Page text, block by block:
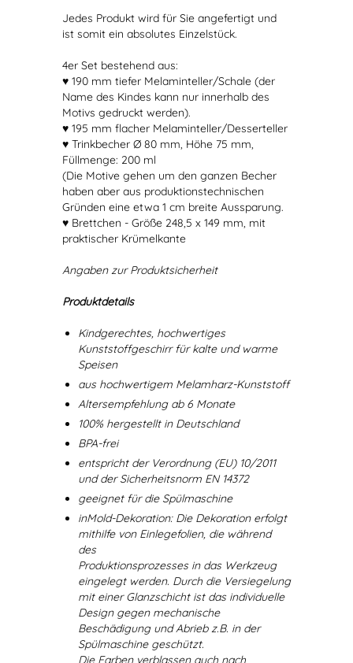
Jedes Produkt wird für Sie angefertigt und
ist somit ein absolutes Einzelstück.
4er Set bestehend aus:
♥ 190 mm tiefer Melaminteller/Schale (der
Name des Kindes kann nur innerhalb des
Motivs gedruckt werden).
♥ 195 mm flacher Melaminteller/Desserteller
♥ Trinkbecher Ø 80 mm, Höhe 75 mm,
Füllmenge: 200 ml
(Die Motive gehen um den ganzen Becher
haben aber aus produktionstechnischen
Gründen eine etwa 1 cm breite Aussparung.
♥ Brettchen - Größe 248,5 x 149 mm, mit
praktischer Krümelkante
Angaben zur Produktsicherheit
Produktdetails
Kindgerechtes, hochwertiges
Kunststoffgeschirr für kalte und warme
Speisen
aus hochwertigem Melamharz-Kunststoff
Altersempfehlung ab 6 Monate
100% hergestellt in Deutschland
BPA-frei
entspricht der Verordnung (EU) 10/2011
und der Sicherheitsnorm EN 14372
geeignet für die Spülmaschine
inMold-Dekoration: Die Dekoration erfolgt
mithilfe von Einlegefolien, die während
des
Produktionsprozesses in das Werkzeug
eingelegt werden. Durch die Versiegelung
mit einer Glanzschicht ist das individuelle
Design gegen mechanische
Beschädigung und Abrieb z.B. in der
Spülmaschine geschützt.
Die Farben verblassen auch nach